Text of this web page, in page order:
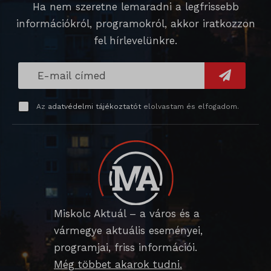
Ha nem szeretne lemaradni a legfrissebb
információkról, programokról, akkor iratkozzon
fel hírlevelünkre.
Az adatvédelmi tájékoztatótelolvastam és elfogadom.
Miskolc Aktuál – a város és a
vármegye aktuális eseményei,
programjai, friss információi.
Még többet akarok tudni.
sessionId
timezone
wordpress_test_cookie
wp_lang
wp-settings-*
wp-settings-time-*
weboldalunkkal.
Részletek megjelenítése
strack_tracking_code
Ez a kategória minden olyan sütit, domaint és szolgáltatást
magában foglal, amelyek nem tartoznak a megadott kategóriákba,
vagy amelyeket nem kategorizáltak.
_qimei_fingerprint
_qimei_i_3
_qimei_uuid42
amp_*